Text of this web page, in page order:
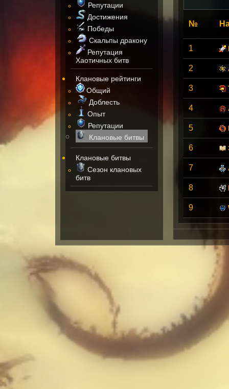
Репутации
Достижения
Победы
Скальпы дракону
Репутация
Хаотичных битв
Клановые рейтинги
Общий
Доблесть
Опыт
Репутации
Клановые битвы
Клановые битвы
Сезон клановых
битв
№
1
2
3
4
5
6
7
8
9